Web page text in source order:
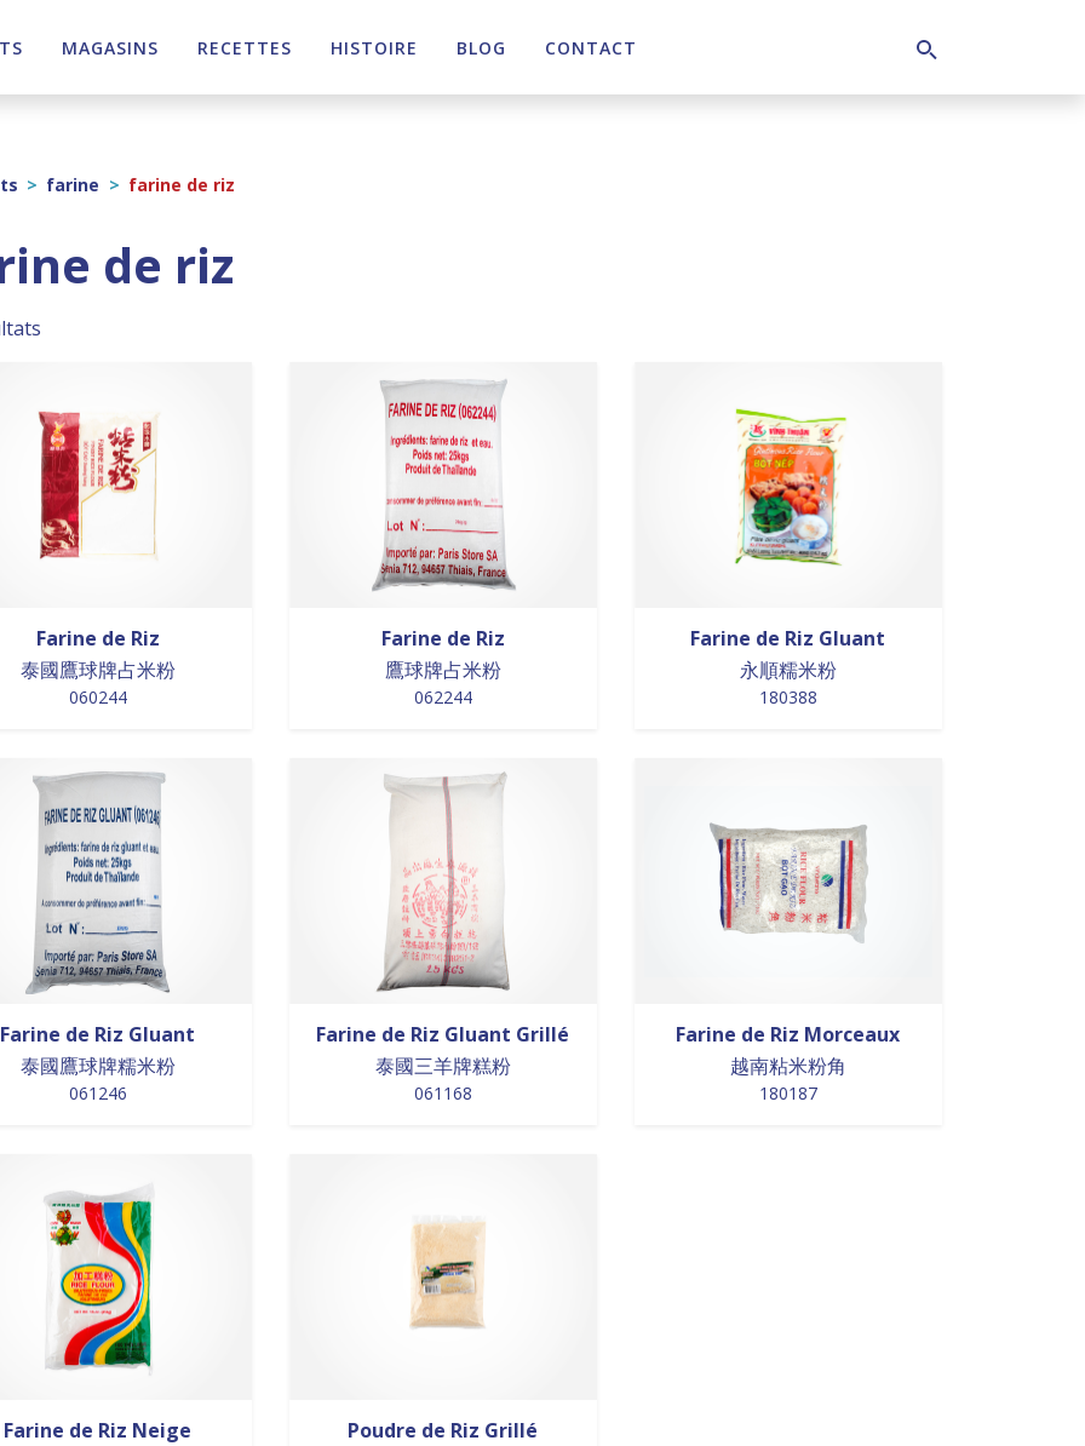
MAGASINS RECETTES HISTOIRE BLOG CONTACT
> farine > farine de riz
de riz
Farine de Riz
泰國鷹球牌占米粉
060244
Farine de Riz
鷹球牌占米粉
062244
Farine de Riz Gluant
永順糯米粉
180388
Farine de Riz Gluant
泰國鷹球牌糯米粉
061246
Farine de Riz Gluant Grillé
泰國三羊牌糕粉
061168
Farine de Riz Morceaux
越南粘米粉角
180187
Farine de Riz Neige
Poudre de Riz Grillé